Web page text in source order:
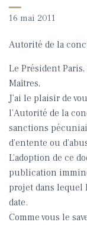
16 mai 2011
Autorité de la
Le Président
Maîtres,
J’ai le plaisir de
l’Autorité de la
sanctions
d’entente ou
L’adoption de ce
publication
projet dans lequel
date.
Comme vous le